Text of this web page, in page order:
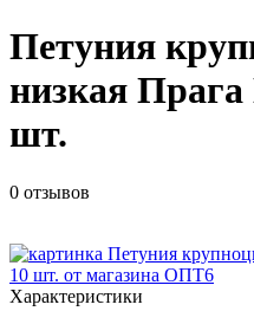
Петуния
низкая
шт.
0 отзывов
Характеристики